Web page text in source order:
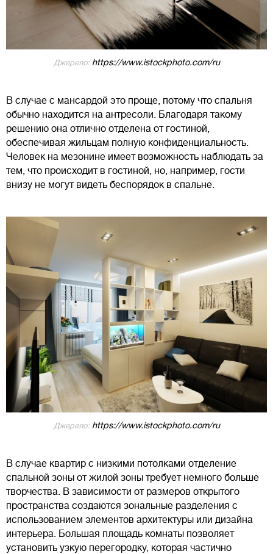
Джерело:https://www.istockphoto.com/ru
В случае с мансардой это проще, потому что спальня
обычно находится на антресоли. Благодаря такому
решению она отлично отделена от гостиной,
обеспечивая жильцам полную конфиденциальность.
Человек на мезонине имеет возможность наблюдать за
тем, что происходит в гостиной, но, например, гости
внизу не могут видеть беспорядок в спальне.
Джерело:https://www.istockphoto.com/ru
В случае квартир с низкими потолками отделение
спальной зоны от жилой зоны требует немного больше
творчества. В зависимости от размеров открытого
пространства создаются зональные разделения с
использованием элементов архитектуры или дизайна
интерьера. Большая площадь комнаты позволяет
установить узкую перегородку, которая частично